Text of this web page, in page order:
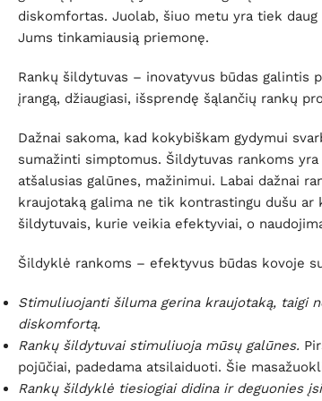
diskomfortas. Juolab, šiuo metu yra tiek
Jums tinkamiausią priemonę.
Rankų šildytuvas – inovatyvus būdas galintis
įrangą, džiaugiasi, išsprendę šąlančių rankų
Dažnai sakoma, kad kokybiškam gydymui
sumažinti simptomus. Šildytuvas rankoms
atšalusias galūnes, mažinimui. Labai dažnai
kraujotaką galima ne tik kontrastingu dušu
šildytuvais, kurie veikia efektyviai, o
Šildyklė rankoms – efektyvus būdas kovoje
Stimuliuojanti šiluma gerina kraujotaką, taigi
diskomfortą.
Rankų šildytuvai stimuliuoja mūsų galūnes.
pojūčiai, padedama atsilaiduoti. Šie
Rankų šildyklė tiesiogiai didina ir deguonies